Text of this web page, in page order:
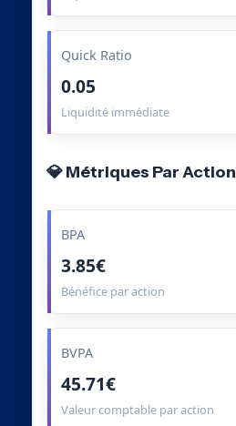
Quick Ratio
0.05
Liquidité immédiate
💎 Métriques Par Action
BPA
3.85€
Bénéfice par action
BVPA
45.71€
Valeur comptable par action